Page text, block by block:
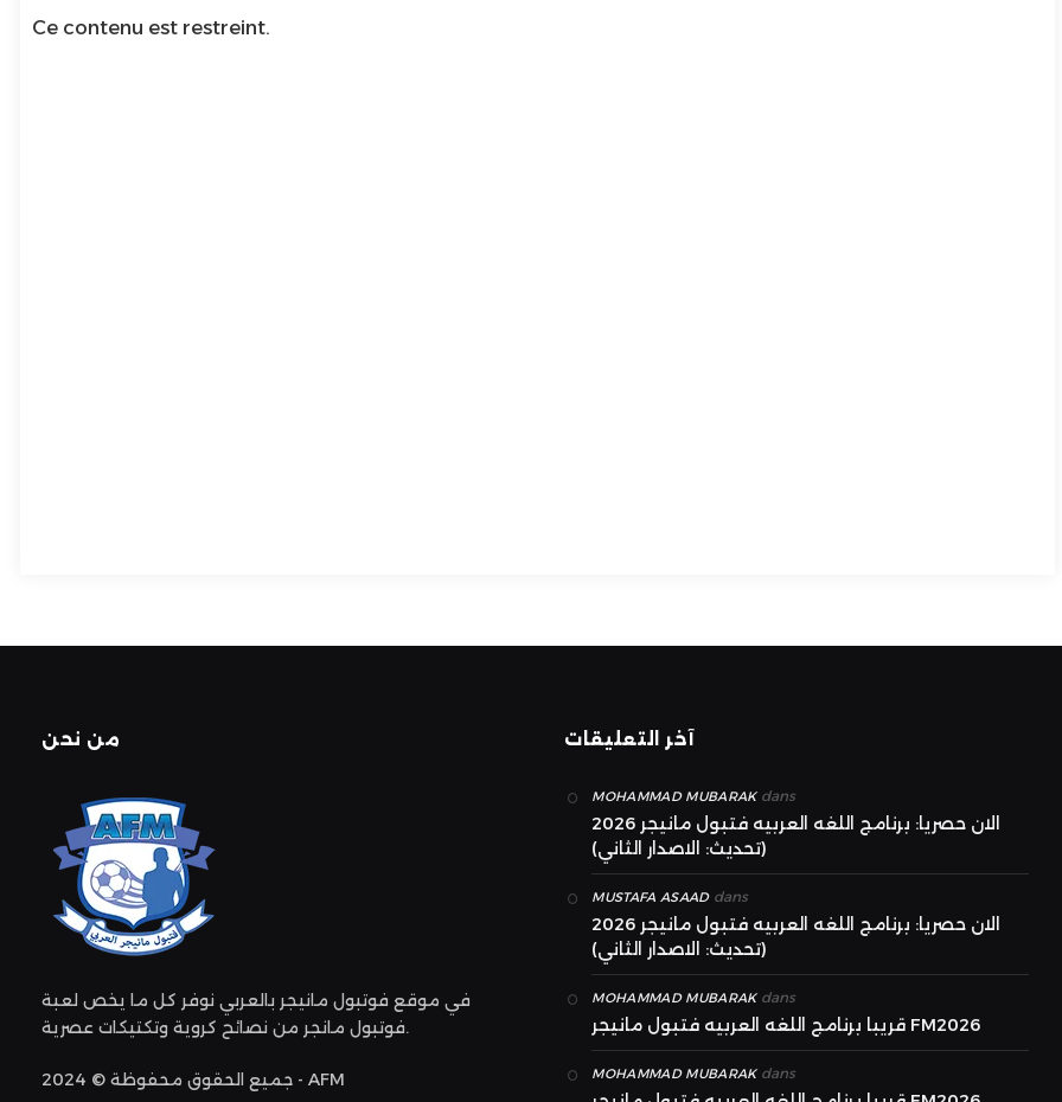
Ce contenu est restreint.
من نحن
في موقع فوتبول مانيجر بالعربي نوفر كل ما يخص لعبة
فوتبول مانجر من نصائح كروية وتكتيكات عصرية.
جميع الحقوق محفوظة © 2024 - AFM
آخر التعليقات
MOHAMMAD MUBARAKdans
الان حصريا: برنامج اللغه العربيه فتبول مانيجر 2026
(تحديث: الاصدار الثاني)
MUSTAFA ASAADdans
الان حصريا: برنامج اللغه العربيه فتبول مانيجر 2026
(تحديث: الاصدار الثاني)
MOHAMMAD MUBARAKdans
قريبا برنامج اللغه العربيه فتبول مانيجر FM2026
MOHAMMAD MUBARAKdans